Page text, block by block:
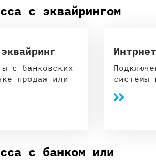
с эквайрингом
с банковских
продаж или
системы
с банком или